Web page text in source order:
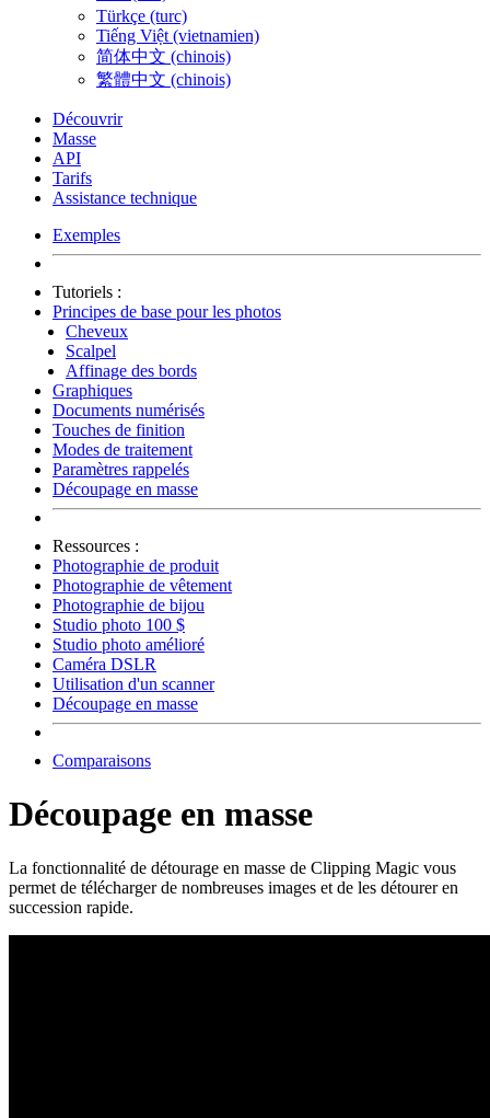
Türkçe (turc)
Tiếng Việt (vietnamien)
简体中文 (chinois)
繁體中文 (chinois)
Découvrir
Masse
API
Tarifs
Assistance technique
Exemples
Tutoriels :
Principes de base pour les photos
Cheveux
Scalpel
Affinage des bords
Graphiques
Documents numérisés
Touches de finition
Modes de traitement
Paramètres rappelés
Découpage en masse
Ressources :
Photographie de produit
Photographie de vêtement
Photographie de bijou
Studio photo 100 $
Studio photo amélioré
Caméra DSLR
Utilisation d'un scanner
Découpage en masse
Comparaisons
Découpage en masse
La fonctionnalité de détourage en masse de Clipping Magic vous
permet de télécharger de nombreuses images et de les détourer en
succession rapide.